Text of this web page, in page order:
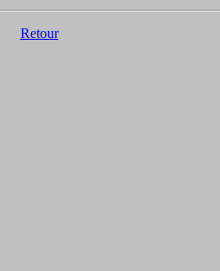
Retour